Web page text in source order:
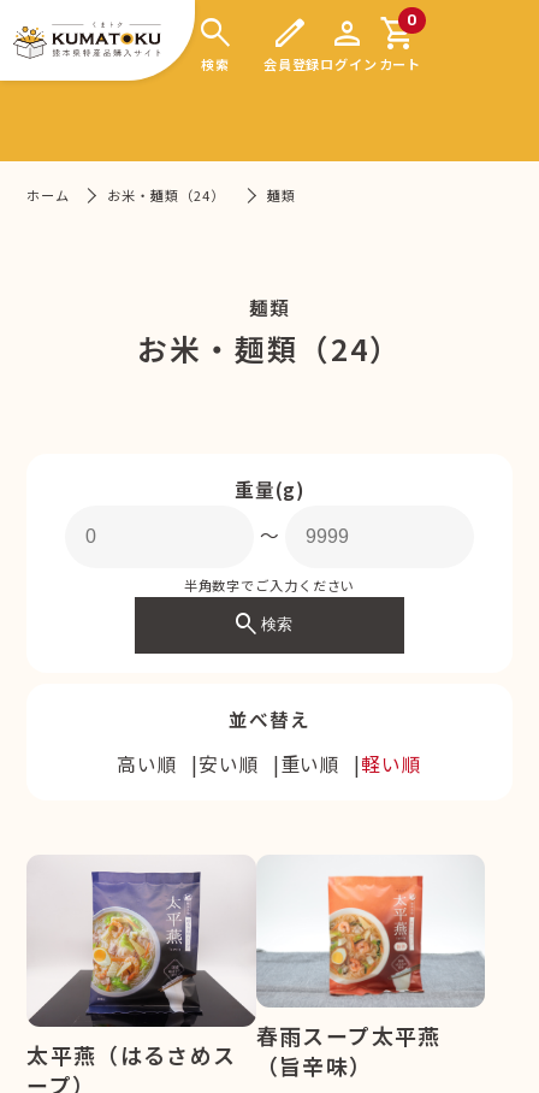
search
検索
edit
会員登録
person
ログイン
0
shopping_cart
カート
ホーム お米・麺類（24） 麺類
麺類
お米・麺類（24）
重量(g)
〜
半角数字でご入力ください
search検索
並べ替え
高い順
安い順 重い順 軽い順
太平燕（はるさめス
ープ）
春雨スープ太平燕
（旨辛味）